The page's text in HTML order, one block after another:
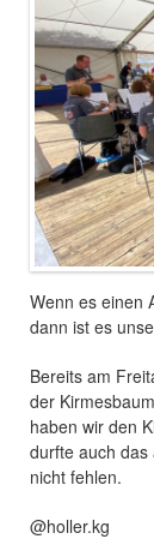
Wenn es einen
dann ist es
Bereits am
der
haben wir den
durfte auch das
nicht fehlen.
@holler.kg